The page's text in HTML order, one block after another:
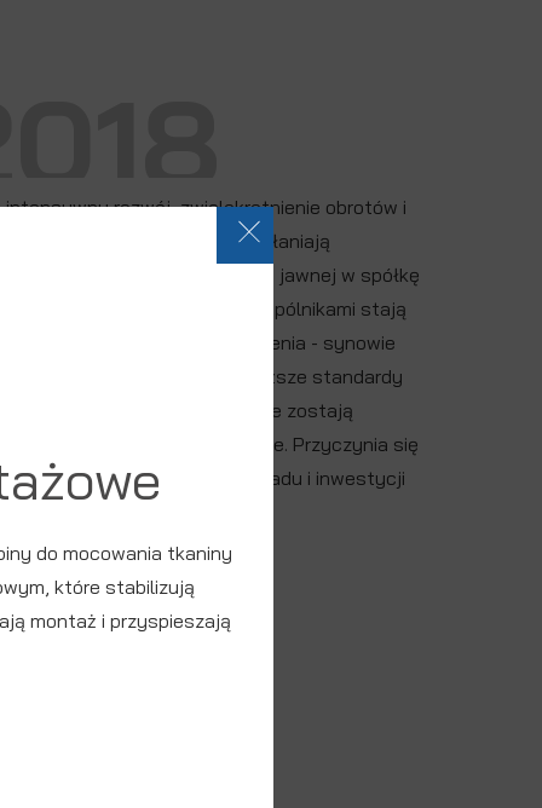
intensywny rozwój, zwielokrotnienie obrotów i
na rynkach światowych skłaniają
do przekształcenia spółki jawnej w spółkę
odpowiedzialnością. Wspólnikami stają
członkowie nowego pokolenia - synowie
Spółka wprowadza najwyższe standardy
a procedury wewnętrze zostają
i zinformatyzowane. Przyczynia się
rozwoju, rozbudowy zakładu i inwestycji
do mocowania tkaniny
które stabilizują
montaż i przyspieszają